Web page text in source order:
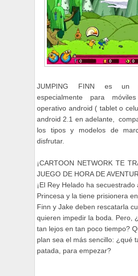
JUMPING FINN es un
especialmente para
operativo android ( tablet o
android 2.1 en adelante,
los tipos y modelos de
disfrutar.
¡CARTOON NETWORK TE
JUEGO DE HORA DE
¡El Rey Helado ha secuestrado
Princesa y la tiene prisionera
Finn y Jake deben rescatarla
quieren impedir la boda. Pero,
tan lejos en tan poco tiempo?
plan sea el más sencillo: ¿qué
patada, para empezar?